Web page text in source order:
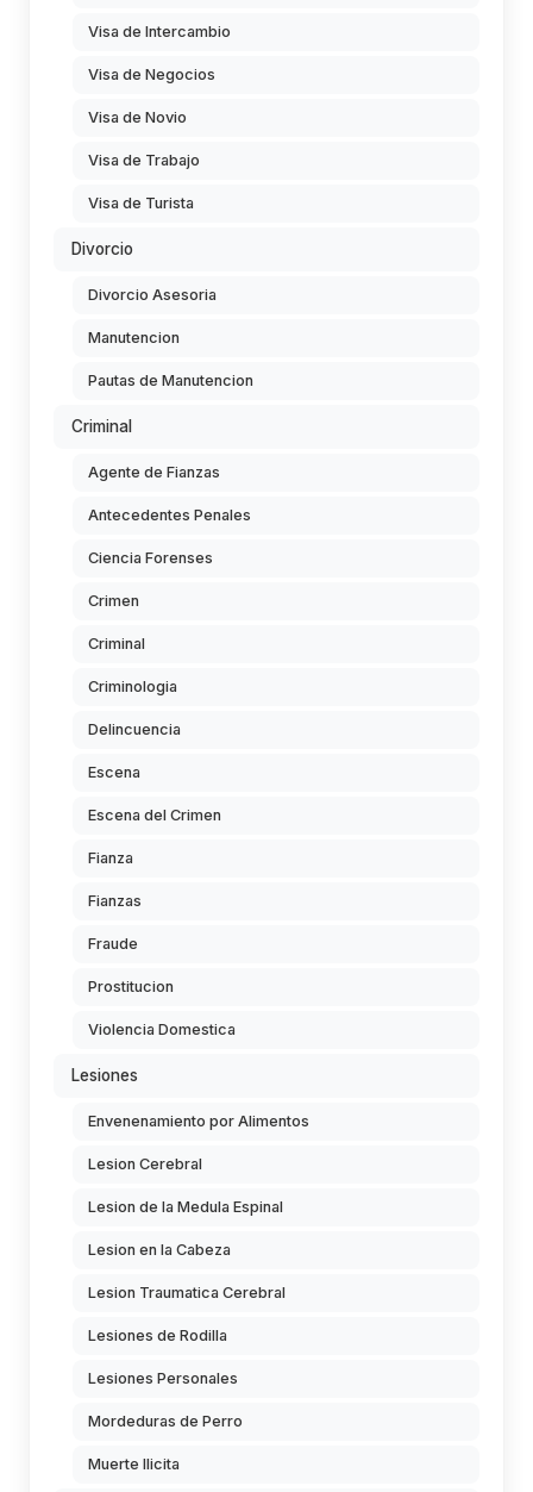
Visa de Intercambio
Visa de Negocios
Visa de Novio
Visa de Trabajo
Visa de Turista
Divorcio
Divorcio Asesoria
Manutencion
Pautas de Manutencion
Criminal
Agente de Fianzas
Antecedentes Penales
Ciencia Forenses
Crimen
Criminal
Criminologia
Delincuencia
Escena
Escena del Crimen
Fianza
Fianzas
Fraude
Prostitucion
Violencia Domestica
Lesiones
Envenenamiento por Alimentos
Lesion Cerebral
Lesion de la Medula Espinal
Lesion en la Cabeza
Lesion Traumatica Cerebral
Lesiones de Rodilla
Lesiones Personales
Mordeduras de Perro
Muerte Ilicita